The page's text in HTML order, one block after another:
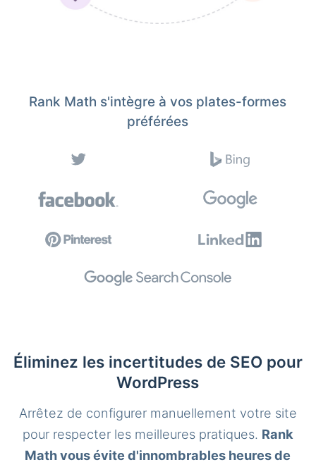
Rank Math s'intègre à vos plates-formes
préférées
Éliminez les incertitudes de SEO pour
WordPress
Arrêtez de configurer manuellement votre site
pour respecter les meilleures pratiques. Rank
Math vous évite d'innombrables heures de